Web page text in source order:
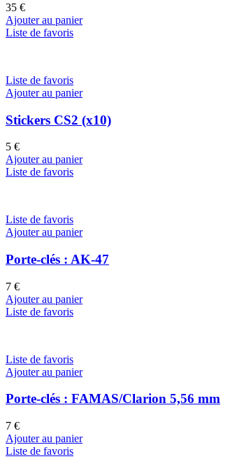
35 €
Ajouter au panier
Liste de favoris
Liste de favoris
Ajouter au panier
Stickers CS2 (x10)
5 €
Ajouter au panier
Liste de favoris
Liste de favoris
Ajouter au panier
Porte-clés : AK-47
7 €
Ajouter au panier
Liste de favoris
Liste de favoris
Ajouter au panier
Porte-clés : FAMAS/Clarion 5,56 mm
7 €
Ajouter au panier
Liste de favoris